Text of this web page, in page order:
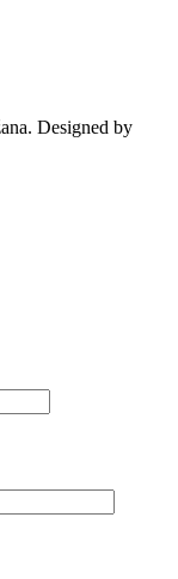
Designed by